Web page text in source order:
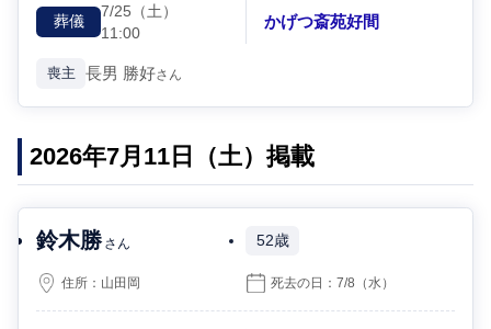
葬儀
7/25 （土）
11:00
かげつ斎苑好間
喪主 長男 勝好さん
2026年7月11日（土）掲載
鈴木勝 さん 52歳
住所： 山田岡 死去の日：7/8 （水）